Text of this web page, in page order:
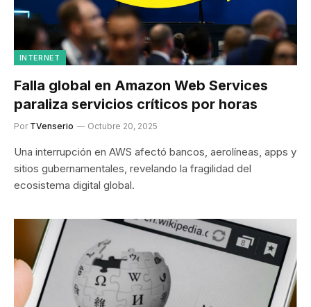
INTERNET
Falla global en Amazon Web Services
paraliza servicios críticos por horas
Por TVenserio Octubre 20, 2025
Una interrupción en AWS afectó bancos, aerolíneas, apps y
sitios gubernamentales, revelando la fragilidad del
ecosistema digital global.